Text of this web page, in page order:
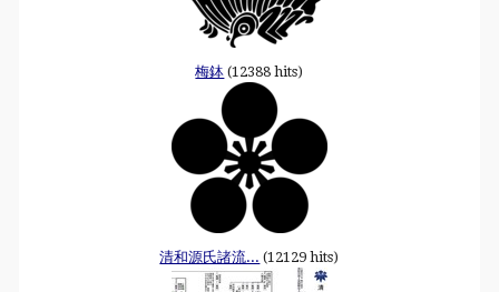
梅鉢 (12388 hits)
清和源氏諸流... (12129 hits)